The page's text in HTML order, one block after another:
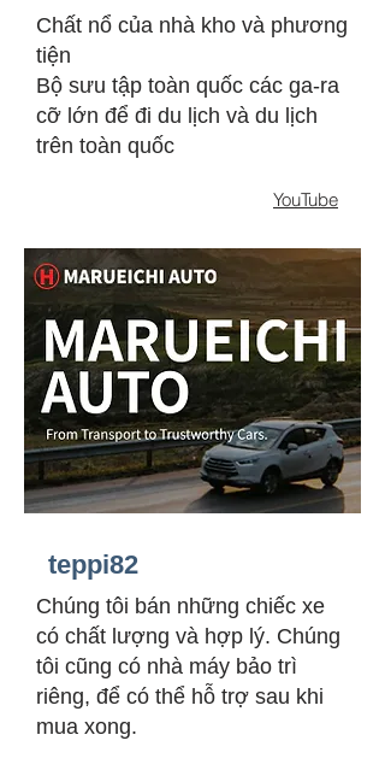
Chất nổ của nhà kho và phương
tiện
Bộ sưu tập toàn quốc các ga-ra
cỡ lớn để đi du lịch và du lịch
trên toàn quốc
YouTube
teppi82
Chúng tôi bán những chiếc xe
có chất lượng và hợp lý. Chúng
tôi cũng có nhà máy bảo trì
riêng, để có thể hỗ trợ sau khi
mua xong.